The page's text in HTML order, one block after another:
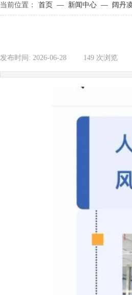
当前位置： 首页 — 新闻中心 — 阔丹
发布时间: 2026-06-28 149 次浏览